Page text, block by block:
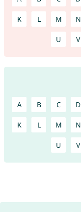
K L M N
U V
A B C D
K L M N
U V